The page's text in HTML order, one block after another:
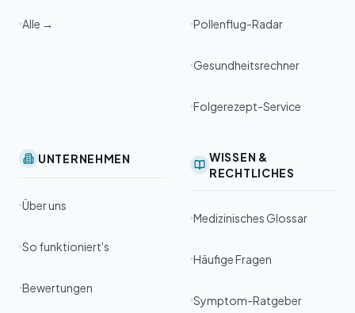
Alle → Pollenflug-Radar
Gesundheitsrechner
Folgerezept-Service
UNTERNEHMEN
Über uns
So funktioniert's
Bewertungen
WISSEN &
RECHTLICHES
Medizinisches Glossar
Häufige Fragen
Symptom-Ratgeber